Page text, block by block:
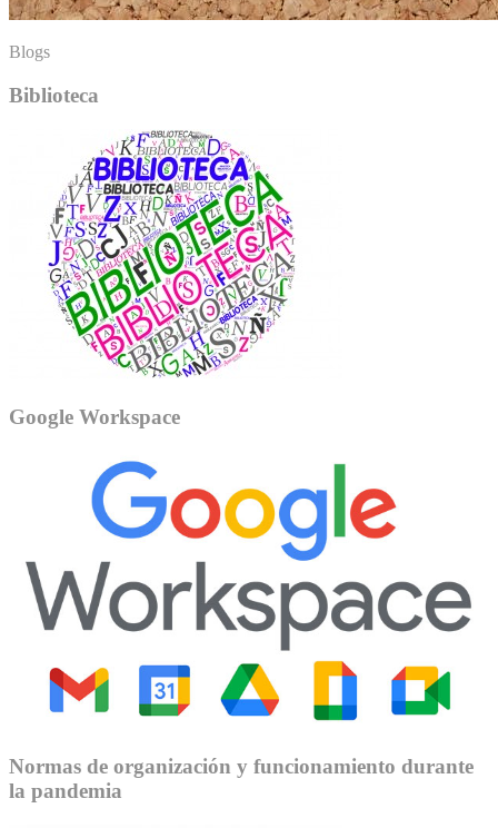
Blogs
Biblioteca
Google Workspace
Normas de organización y funcionamiento durante
la pandemia